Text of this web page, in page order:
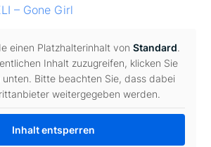
– Gone Girl
einen Platzhalterinhalt von Standard.
Inhalt zuzugreifen, klicken Sie
Bitte beachten Sie, dass dabei
weitergegeben werden.
Inhalt entsperren